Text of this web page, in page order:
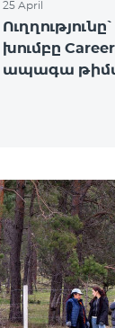
25 April
խումբը
ապագա